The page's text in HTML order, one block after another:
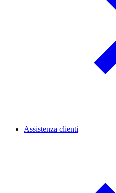
Assistenza clienti